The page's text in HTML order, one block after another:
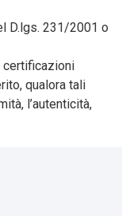
D.lgs. 231/2001 o
certificazioni
qualora tali
l’autenticità,